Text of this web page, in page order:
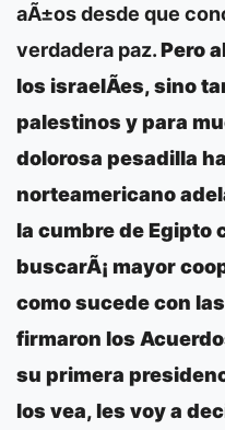
aÃ±os desde que
verdadera paz.Pero
los israelÃ­es, sino
palestinos y para
dolorosa pesadilla
norteamericano
la cumbre de Egipto
buscarÃ¡ mayor
como sucede con
firmaron los
su primera
los vea, les voy a